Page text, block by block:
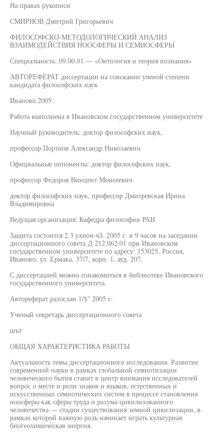
На правах рукописи
СМИРНОВ Дмитрий Григорьевич
ФИЛОСОФСКО-МЕТОДОЛОГИЧЕСКИЙ АНАЛИЗ
ВЗАИМОДЕЙСТВИЯ НООСФЕРЫ И СЕМИОСФЕРЫ
Специальность: 09.00.01 — «Онтология и теория познания»
АВТОРЕФЕРАТ диссертации на соискание ученой степени
кандидата философских наук
Иваново 2005
Работа выполнена в Ивановском государственном университете
Научный руководитель: доктор философских наук,
профессор Портнов Александр Николаевич
Официальные оппоненты: доктор философских наук,
профессор Федоров Винцент Моисеевич
доктор философских наук, профессор Дмитревская Ирина
Владимировна
Ведущая организация: Кафедра философии РАН
Защита состоится 2.3 ухиоч-чЗ. 2005 г. в 9 часов на заседании
диссертационного совета Д 212.062.01 при Ивановском
государственном университете по адресу: 153025, Россия,
Иваново, ул. Ермака, 37/7, корп. 1, ауд. 207.
С диссертацией можно ознакомиться в библиотеке Ивановского
государственного университета.
Автореферат разослан 1/$" 2005 г.
Ученый секретарь диссертационного совета
шът
ОБЩАЯ ХАРАКТЕРИСТИКА РАБОТЫ
Актуальность темы диссертационного исследования. Развитие
современной науки в рамках глобальной семиотизации
человеческого бытия ставит в центр внимания исследователей
вопрос о месте и роли знаков и языков, естественных и
искусственных семиотических систем в процессе становления
ноосферы как сферы труда и разума цивилизованного
человечества — стадии существования земной цивилизации, в
рамках которой важную роль начинает играть культурная
биогеохимическая энергия.